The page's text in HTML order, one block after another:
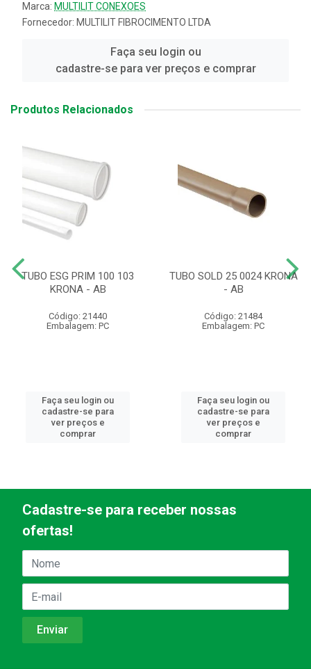
Marca: MULTILIT CONEXOES
Fornecedor: MULTILIT FIBROCIMENTO LTDA
Faça seu login ou
cadastre-se para ver preços e comprar
Produtos Relacionados
TUBO ESG PRIM 100 103
KRONA - AB
Código: 21440
Embalagem: PC
Faça seu login ou
cadastre-se para
ver preços e
comprar
TUBO SOLD 25 0024 KRONA
- AB
Código: 21484
Embalagem: PC
Faça seu login ou
cadastre-se para
ver preços e
comprar
Cadastre-se para receber nossas
ofertas!